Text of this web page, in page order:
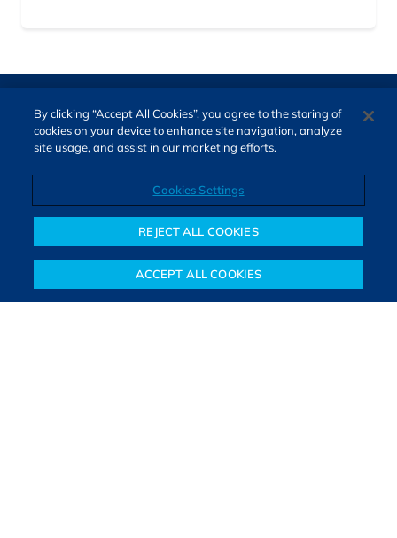
Notícias Colunistas Objetivos financeiros Investimentos Mais
O Bora Investir, site de notícias e educação financeira da B3,
oferece notícias e conteúdos especializados sobre o mercado
composta por especialistas, o site proporciona aprendizado
sólido e confiável, além de artigos de parceiros que ampliam
By clicking “Accept All Cookies”, you agree to the storing of
cookies on your device to enhance site navigation, analyze
site usage, and assist in our marketing efforts.
Cookies Settings
REJECT ALL COOKIES
ACCEPT ALL COOKIES